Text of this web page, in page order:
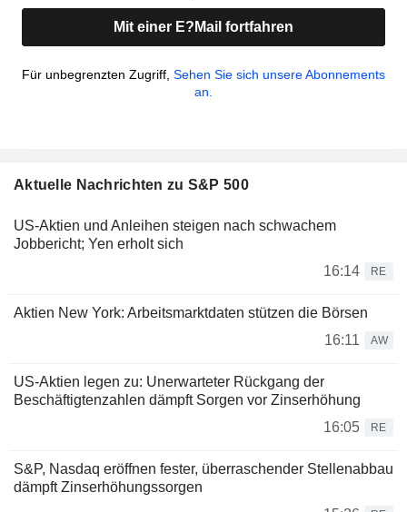
Mit einer E?Mail fortfahren
Für unbegrenzten Zugriff, Sehen Sie sich unsere Abonnements
an.
Aktuelle Nachrichten zu S&P 500
US-Aktien und Anleihen steigen nach schwachem
Jobbericht; Yen erholt sich
16:14
RE
Aktien New York: Arbeitsmarktdaten stützen die Börsen
16:11
AW
US-Aktien legen zu: Unerwarteter Rückgang der
Beschäftigtenzahlen dämpft Sorgen vor Zinserhöhung
16:05
RE
S&P, Nasdaq eröffnen fester, überraschender Stellenabbau
dämpft Zinserhöhungssorgen